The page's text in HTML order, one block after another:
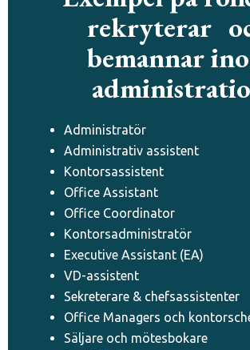
rekryterar
bemannar
Administratör
Administrativ assistent
Kontorsassistent
Office Assistant
Office Coordinator
Kontorsadministratör
Executive Assistant (EA)
VD-assistent
Sekreterare & chefsassistenter
Office Managers och
Säljare och mötesbokare